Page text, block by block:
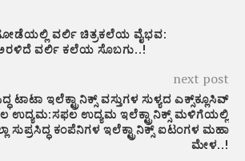
ವರ್ಲಿ ಚಿತ್ರಕಲೆಯ ವೈಭವ:
ಅರಳಿದೆ ವರ್ಲಿ ಕಲೆಯ ಸೊಬಗು..!
next post
ಟಾಟಾ ಇಲೆಕ್ಟ್ರಾನಿಕ್ಸ್ ವಸ್ತುಗಳ ಸುಳ್ಯದ ಎಕ್ಸ್‌ಕ್ಲೂಸಿವ್
ಉದ್ಯಮ:ಸಫಲ ಉದ್ಯಮ ಇಲೆಕ್ಟ್ರಾನಿಕ್ಸ್ ಮಳಿಗೆಯಲ್ಲಿ
ಸುಪ್ರಸಿದ್ಧ ಕಂಪೆನಿಗಳ ಇಲೆಕ್ಟ್ರಾನಿಕ್ಸ್ ಐಟಂಗಳ ಮಹಾ
ಮೇಳ..!